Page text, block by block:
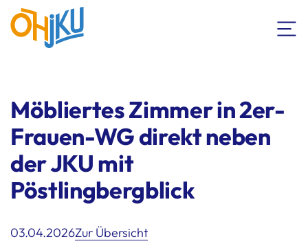
Möbliertes Zimmer in 2er-
Frauen-WG direkt neben
der JKU mit
Pöstlingbergblick
03.04.2026Zur Übersicht